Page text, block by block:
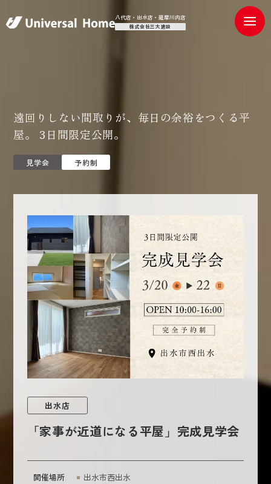
八代店・出水店・薩摩川内店
株式会社三大建設
遠回りしない間取りが、毎日の余裕をつくる平
屋。 3日間限定公開。
見学会 予約制
出水店
「家事が近道になる平屋」完成見学会
開催場所
出水市西出水